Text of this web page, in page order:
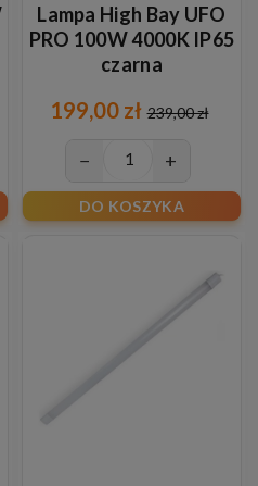
Lampa High Bay UFO
PRO 100W 4000K IP65
czarna
199,00 zł 239,00 zł
− +
DO KOSZYKA